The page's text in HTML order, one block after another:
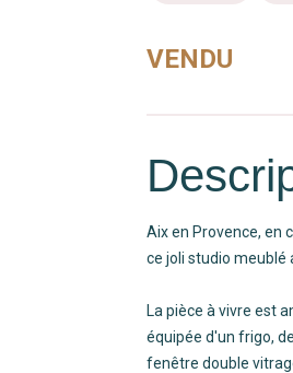
VENDU
Aix en Provence, en
ce joli studio meublé
La pièce à vivre est
équipée d'un frigo,
fenêtre double